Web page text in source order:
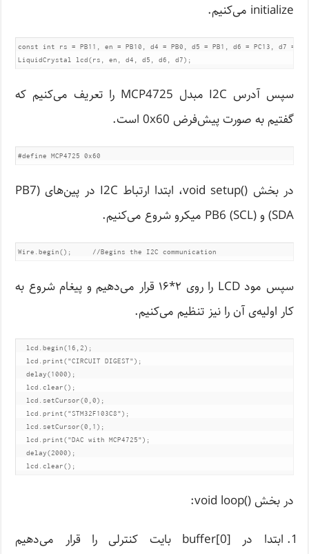
initialize می‌کنیم.
const int rs = PB11, en = PB10, d4 = PB0, d5 = PB1, d6 = PC13, d7 =
LiquidCrystal lcd(rs, en, d4, d5, d6, d7);
سپس آدرس I2C مبدل MCP4725 را تعریف می‌کنیم که
گفتیم به صورت پیش‌فرض 0x60 است.
#define MCP4725 0x60
در بخش ()void setup، ابتدا ارتباط I2C در پین‌های (PB7
(SDA و (PB6 (SCL میکرو شروع می‌کنیم.
Wire.begin();     //Begins the I2C communication
سپس مود LCD را روی ۲*۱۶ قرار می‌دهیم و پیغام شروع به
کار اولیه‌ی آن را نیز تنظیم می‌کنیم.
  lcd.begin(16,2);
  lcd.print("CIRCUIT DIGEST");
  delay(1000);
  lcd.clear();
  lcd.setCursor(0,0);
  lcd.print("STM32F103C8");
  lcd.setCursor(0,1);
  lcd.print("DAC with MCP4725");
  delay(2000);
  lcd.clear();
در بخش ()void loop:
ابتدا در buffer[0] بایت کنترلی را قرار می‌دهیم